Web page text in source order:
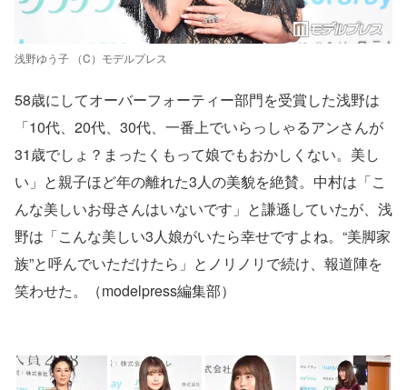
浅野ゆう子 （C）モデルプレス
58歳にしてオーバーフォーティー部門を受賞した浅野は
「10代、20代、30代、一番上でいらっしゃるアンさんが
31歳でしょ？まったくもって娘でもおかしくない。美し
い」と親子ほど年の離れた3人の美貌を絶賛。中村は「こ
んな美しいお母さんはいないです」と謙遜していたが、浅
野は「こんな美しい3人娘がいたら幸せですよね。“美脚家
族”と呼んでいただけたら」とノリノリで続け、報道陣を
笑わせた。（modelpress編集部）